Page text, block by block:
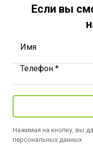
Если вы
Имя
Телефон *
Нажимая на кнопку, вы
персональных данных